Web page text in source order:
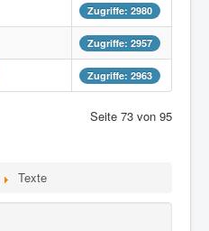
Zugriffe: 2980
Zugriffe: 2957
Zugriffe: 2963
Seite 73 von 95
Texte